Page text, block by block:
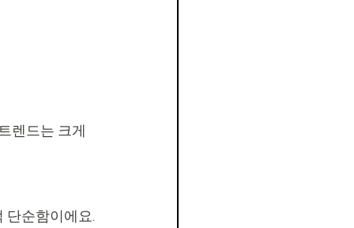
렌드는 크게
단순함이에요.